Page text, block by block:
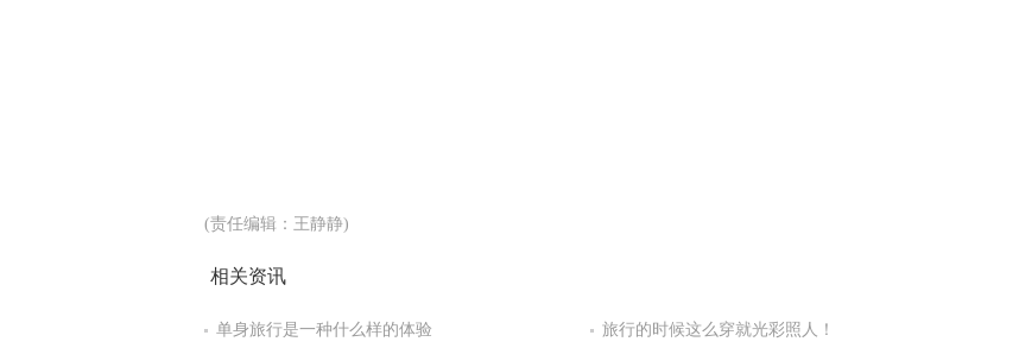
(责任编辑：王静静)
相关资讯
单身旅行是一种什么样的体验
旅行的时候这么穿就光彩照人！